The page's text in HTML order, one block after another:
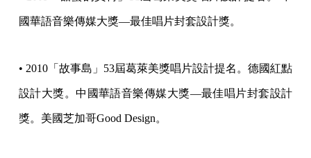
國華語音樂傳媒大獎—最佳唱片封套設計獎。
• 2010「故事島」53屆葛萊美獎唱片設計提名。德國紅點
設計大獎。中國華語音樂傳媒大獎—最佳唱片封套設計
獎。美國芝加哥Good Design。